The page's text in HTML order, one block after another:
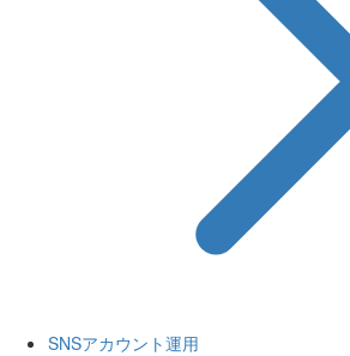
SNSアカウント運用